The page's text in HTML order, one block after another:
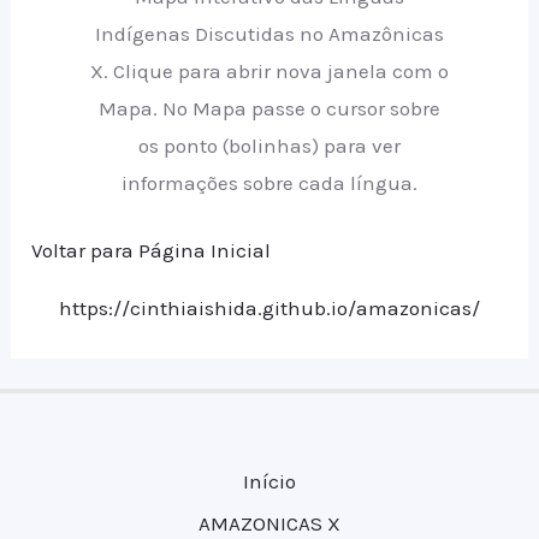
Indígenas Discutidas no Amazônicas
X. Clique para abrir nova janela com o
Mapa. No Mapa passe o cursor sobre
os ponto (bolinhas) para ver
informações sobre cada língua.
Voltar para Página Inicial
https://cinthiaishida.github.io/amazonicas/
Início
AMAZONICAS X